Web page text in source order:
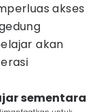
akses
akan
sementara